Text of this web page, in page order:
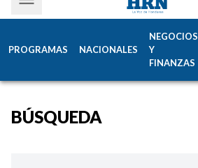
PROGRAMAS NACIONALES
NEGOCIOS
Y
FINANZAS
BÚSQUEDA